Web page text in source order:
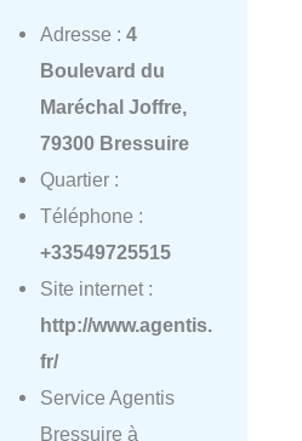
Adresse : 4
Boulevard du
Maréchal Joffre,
79300 Bressuire
Quartier :
Téléphone :
+33549725515
Site internet :
http://www.agentis.
fr/
Service Agentis
Bressuire à